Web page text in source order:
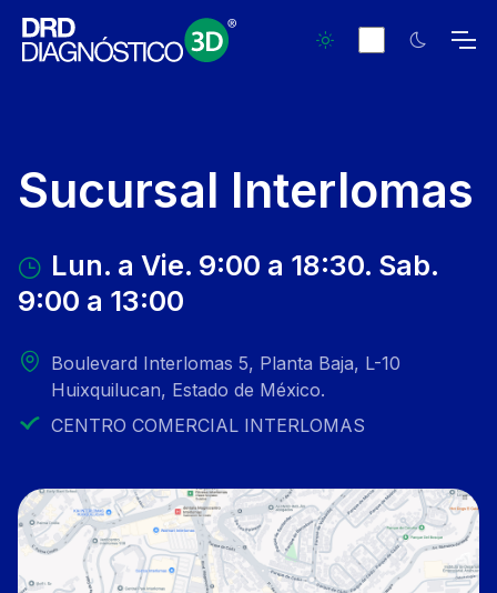
Sucursal Interlomas
Lun. a Vie. 9:00 a 18:30. Sab.
9:00 a 13:00
Boulevard Interlomas 5, Planta Baja, L-10
Huixquilucan, Estado de México.
CENTRO COMERCIAL INTERLOMAS